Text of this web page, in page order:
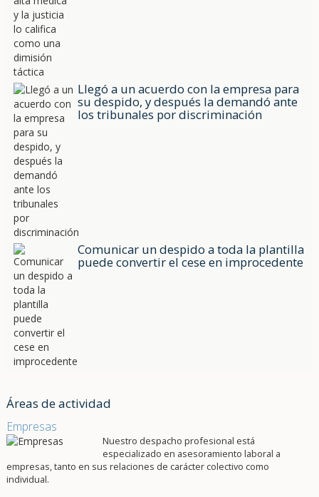
Llegó a un acuerdo con la empresa para
su despido, y después la demandó ante
los tribunales por discriminación
Comunicar un despido a toda la plantilla
puede convertir el cese en improcedente
Áreas de actividad
Empresas
Nuestro despacho profesional está
especializado en asesoramiento laboral a
empresas, tanto en sus relaciones de carácter colectivo como
individual.